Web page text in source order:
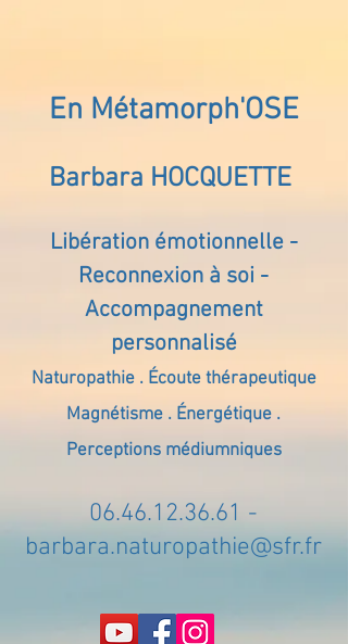
En Métamorph'OSE
Barbara HOCQUETTE
Libération émotionnelle -
Reconnexion à soi -
Accompagnement
personnalisé
Naturopathie . Écoute thérapeutique
Magnétisme . Énergétique .
Perceptions médiumniques
06.46.12.36.61 -
barbara.naturopathie@sfr.fr